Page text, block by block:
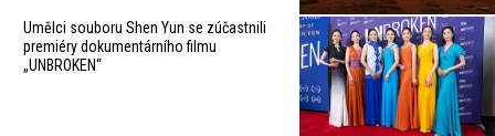
Umělci souboru Shen Yun se zúčastnili
premiéry dokumentárního filmu
„UNBROKEN“